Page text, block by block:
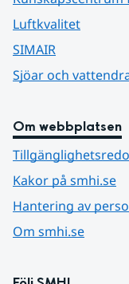
Luftkvalitet
SIMAIR
Sjöar och
Om webbplatsen
Kakor på smhi.se
Hantering av
Om smhi.se